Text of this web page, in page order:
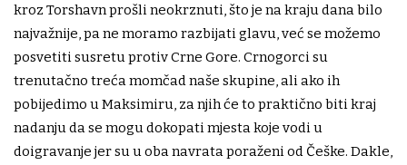
kroz Torshavn prošli neokrznuti, što je na kraju dana bilo
najvažnije, pa ne moramo razbijati glavu, već se možemo
posvetiti susretu protiv Crne Gore. Crnogorci su
trenutačno treća momčad naše skupine, ali ako ih
pobijedimo u Maksimiru, za njih će to praktično biti kraj
nadanju da se mogu dokopati mjesta koje vodi u
doigravanje jer su u oba navrata poraženi od Češke. Dakle,